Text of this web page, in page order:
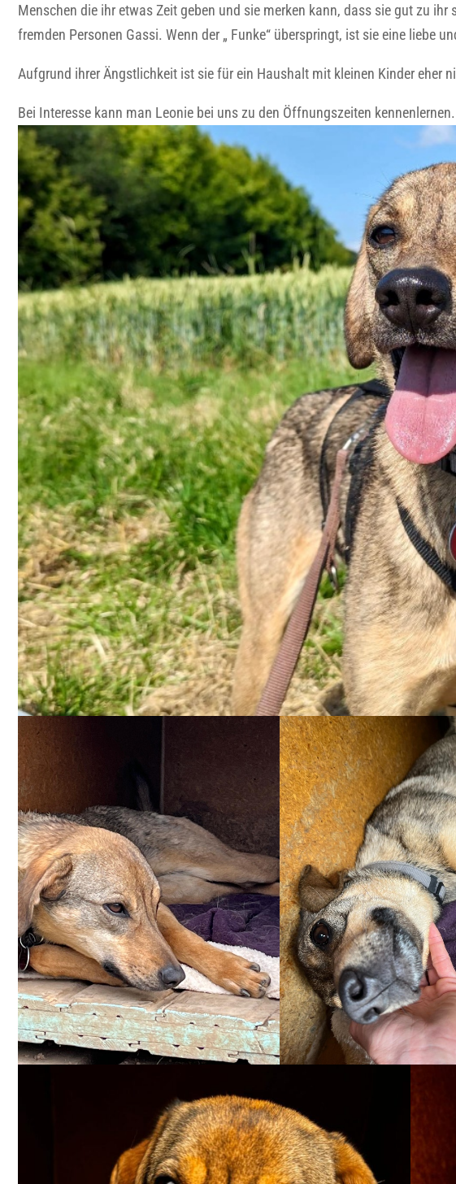
Menschen die ihr etwas Zeit geben und sie merken kann, dass sie gut zu
fremden Personen Gassi. Wenn der „ Funke“ überspringt, ist sie eine liebe
Aufgrund ihrer Ängstlichkeit ist sie für ein Haushalt mit kleinen Kinder eher
Bei Interesse kann man Leonie bei uns zu den Öffnungszeiten kennenlernen.